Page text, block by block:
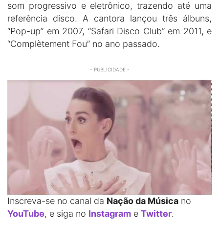
som progressivo e eletrônico, trazendo até uma
referência disco. A cantora lançou três álbuns,
“Pop-up” em 2007, “Safari Disco Club” em 2011, e
“Complètement Fou” no ano passado.
- PUBLICIDADE -
Inscreva-se no canal da Nação da Música no
YouTube, e siga no Instagram e Twitter.